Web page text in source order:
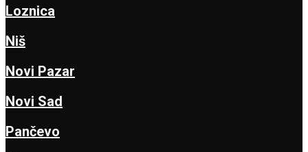
Loznica
Niš
Novi Pazar
Novi Sad
Pančevo